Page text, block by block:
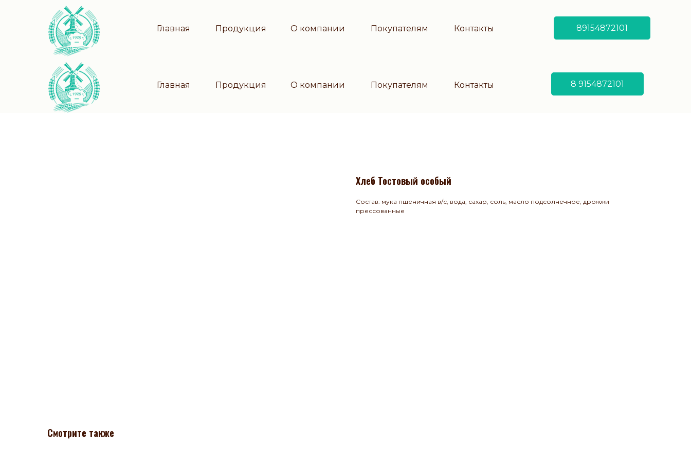
89154872101
Главная Продукция Покупателям
О компании Контакты
8 9154872101
Главная Продукция Покупателям
О компании Контакты
Хлеб Тостовый особый
Состав: мука пшеничная в/с, вода, сахар, соль, масло подсолнечное, дрожжи
прессованные
Смотрите также